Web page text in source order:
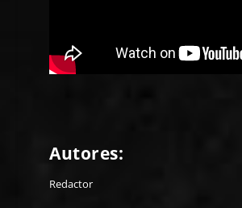
Autores:
Redactor